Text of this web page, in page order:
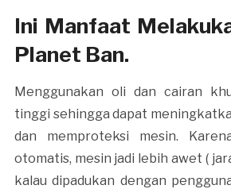
Ini Manfaat
Planet Ban.
Menggunakan oli dan cairan
tinggi sehingga dapat
dan memproteksi mesin.
otomatis, mesin jadi lebih awet (
kalau dipadukan dengan